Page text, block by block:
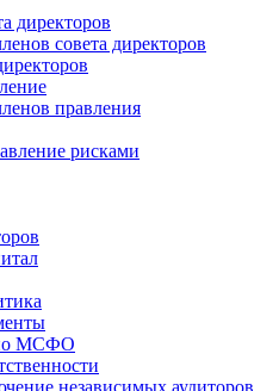
директоров
совета директоров
правления
рисками
по МСФО
независимых аудиторов